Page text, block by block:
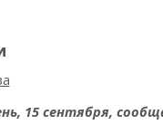
15 сентября,